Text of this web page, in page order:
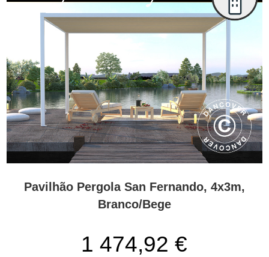
Pavilhão Pergola San Fernando, 4x3m,
Branco/Bege
1 474,92 €